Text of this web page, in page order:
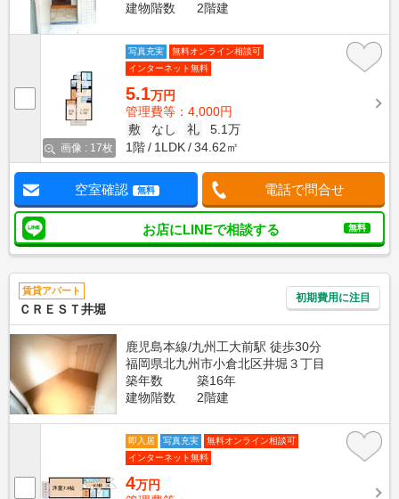
建物階数
2階建
画像 : 17枚
写真充実
無料オンライン相談可
インターネット無料
5.1万円
管理費等：4,000円
敷
なし 礼
5.1万
1階
1LDK 34.62㎡
空室確認 無料 電話で問合せ
お店にLINEで相談する 無料
賃貸アパート
ＣＲＥＳＴ井堀
初期費用に注目
鹿児島本線/九州工大前駅 徒歩30分
福岡県北九州市小倉北区井堀３丁目
築年数
築16年
建物階数
2階建
即入居 写真充実
無料オンライン相談可
インターネット無料
4万円